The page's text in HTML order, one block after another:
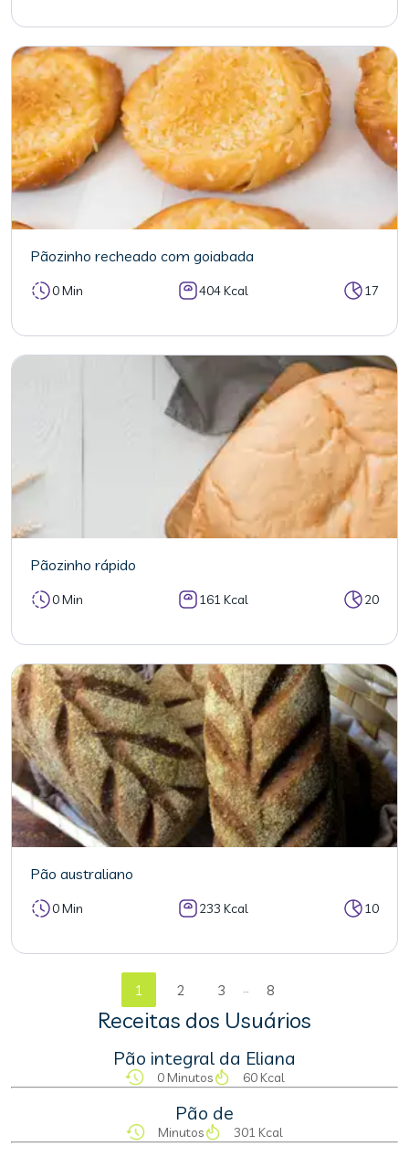
Pãozinho recheado com goiabada
0 Min 404 Kcal 17
Pãozinho rápido
0 Min 161 Kcal 20
Pão australiano
0 Min 233 Kcal 10
1 2 3 ... 8
Receitas dos Usuários
Pão integral da Eliana
0 Minutos 60 Kcal
Pão de
Minutos 301 Kcal